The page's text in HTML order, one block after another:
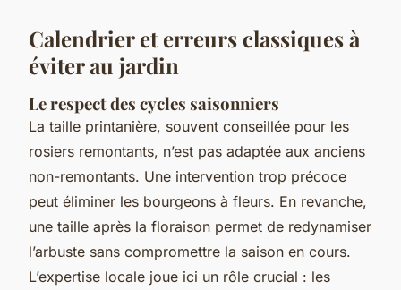
Calendrier et erreurs classiques à
éviter au jardin
Le respect des cycles saisonniers
La taille printanière, souvent conseillée pour les
rosiers remontants, n’est pas adaptée aux anciens
non-remontants. Une intervention trop précoce
peut éliminer les bourgeons à fleurs. En revanche,
une taille après la floraison permet de redynamiser
l’arbuste sans compromettre la saison en cours.
L’expertise locale joue ici un rôle crucial : les